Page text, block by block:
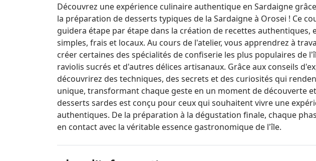
Découvrez une expérience culinaire authentique en Sardaigne
la préparation de desserts typiques de la Sardaigne à Orosei ! Ce
guidera étape par étape dans la création de recettes authentiques,
simples, frais et locaux. Au cours de l'atelier, vous apprendrez à
créer certaines des spécialités de confiserie les plus populaires de
raviolis sucrés et d'autres délices artisanaux. Grâce aux conseils
découvrirez des techniques, des secrets et des curiosités qui
unique, transformant chaque geste en un moment de découverte
desserts sardes est conçu pour ceux qui souhaitent vivre une
authentiques. De la préparation à la dégustation finale, chaque
en contact avec la véritable essence gastronomique de l'île.